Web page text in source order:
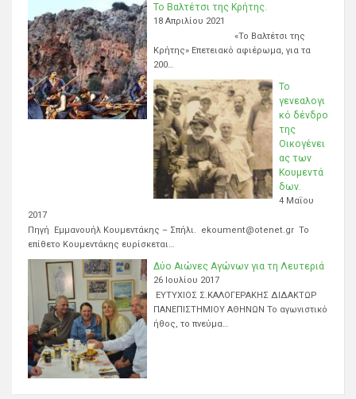
Το Βαλτέτσι της Κρήτης.
18 Απριλίου 2021
«Το Βαλτέτσι της
Κρήτης» Επετειακό αφιέρωμα, για τα
200…
Το
γενεαλογι
κό δένδρο
της
Οικογένει
ας των
Κουμεντά
δων.
4 Μαΐου
2017
Πηγή Εμμανουήλ Κουμεντάκης – Σπήλι. ekoument@otenet.gr Το
επίθετο Κουμεντάκης ευρίσκεται…
Δύο Αιώνες Αγώνων για τη Λευτεριά
26 Ιουλίου 2017
ΕΥΤΥΧΙΟΣ Σ.ΚΑΛΟΓΕΡΑΚΗΣ ΔΙΔΑΚΤΩΡ
ΠΑΝΕΠΙΣΤΗΜΙΟΥ ΑΘΗΝΩΝ Το αγωνιστικό
ήθος, το πνεύμα…